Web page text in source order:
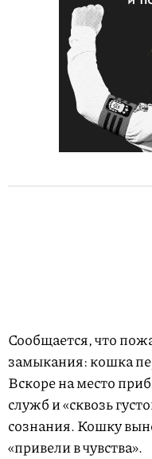
Сообщается, что
замыкания: кошка
Вскоре на место
служб и «сквозь
сознания. Кошку
«привели в чувства».